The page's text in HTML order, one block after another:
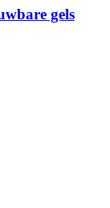
gels